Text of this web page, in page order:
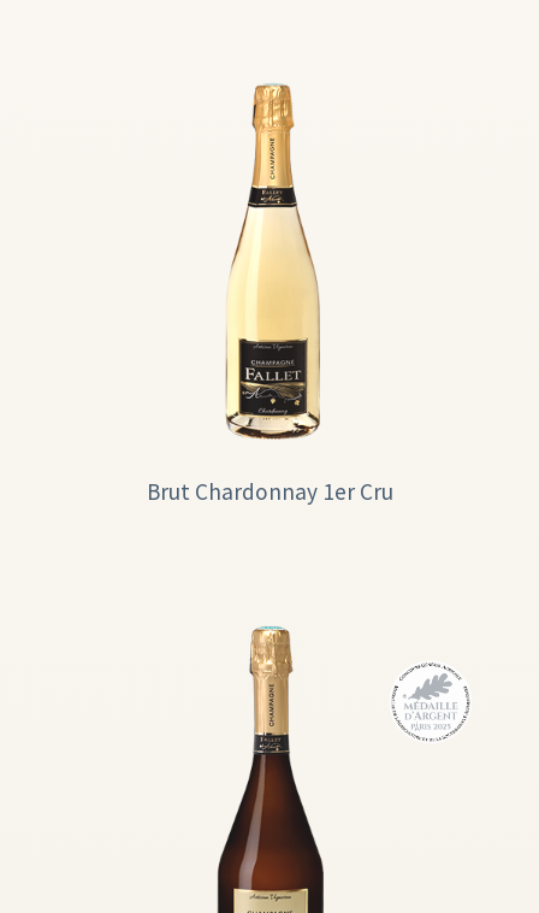
Brut Chardonnay 1er Cru